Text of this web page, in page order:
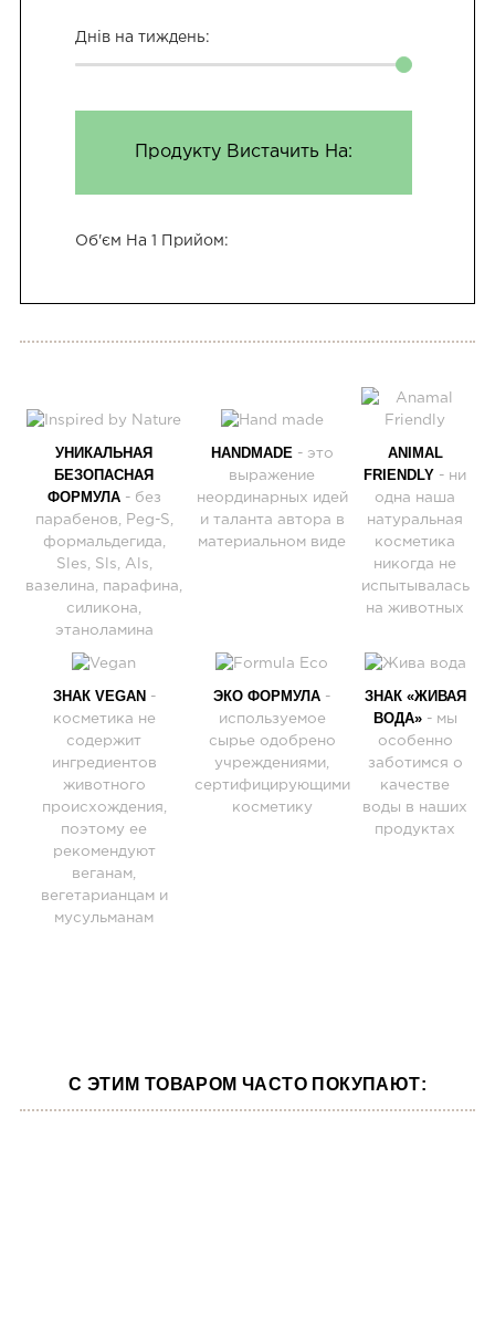
Днів на тиждень:
Продукту Вистачить На:
Об'єм На 1 Прийом:
УНИКАЛЬНАЯ
БЕЗОПАСНАЯ
ФОРМУЛА- без
парабенов, Peg-S,
формальдегида,
Sles, Sls, Als,
вазелина, парафина,
силикона,
этаноламина
HANDMADE - это
выражение
неординарных идей
и таланта автора в
материальном виде
ANIMAL
FRIENDLY - ни
одна наша
натуральная
косметика
никогда не
испытывалась
на животных
ЗНАК VEGAN -
косметика не
содержит
ингредиентов
животного
происхождения,
поэтому ее
рекомендуют
веганам,
вегетарианцам и
мусульманам
ЭКО ФОРМУЛА -
используемое
сырье одобрено
учреждениями,
сертифицирующими
косметику
ЗНАК «ЖИВАЯ
ВОДА»- мы
особенно
заботимся о
качестве
воды в наших
продуктах
С ЭТИМ ТОВАРОМ ЧАСТО ПОКУПАЮТ: